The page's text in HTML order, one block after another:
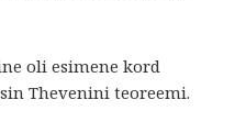
oli esimene kord
Thevenini teoreemi.